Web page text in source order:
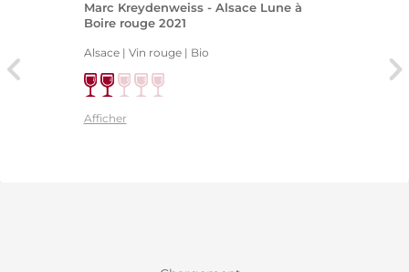
Marc Kreydenweiss - Alsace Lune à
Boire rouge 2021
Alsace | Vin rouge| Bio
Afficher